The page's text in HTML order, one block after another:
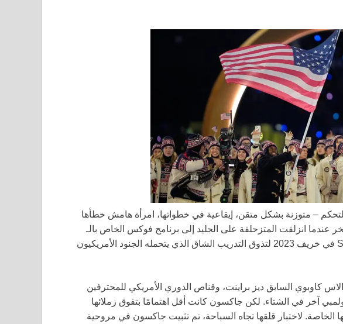
– متوزنة بشكل متقن، إيقاعية في خطواتها، امرأة هامش خطأها
عندما انزلقت المتزحلقة على الجليد إلى برنامج فوكس الخاص بالـ
Special Forces: World’s Toughest Test في خريف 2023 لتذوق التدريب الشاق الذي يتحمله الجنود الأمريكيون
كاوبوي السابق ديز براينت، وقناص الدوري الأمريكي للمحترفين
آخر في الشتاء. لكن جاكسون كانت أقل اهتمامًا بتفوق زملائها
الخاصة. لاختبار قلقها تجاه السباحة، تم تثبيت جاكسون في مروحية